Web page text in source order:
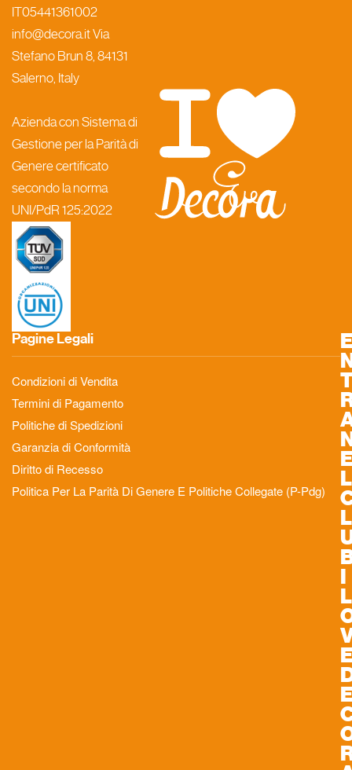
IT05441361002
info@decora.it Via
Stefano Brun 8, 84131
Salerno, Italy
Azienda con Sistema di
Gestione per la Parità di
Genere certificato
secondo la norma
UNI/PdR 125:2022
Pagine Legali
Condizioni di Vendita
Termini di Pagamento
Politiche di Spedizioni
Garanzia di Conformità
Diritto di Recesso
Politica Per La Parità Di Genere E Politiche Collegate (P-Pdg)
L
L
I
L